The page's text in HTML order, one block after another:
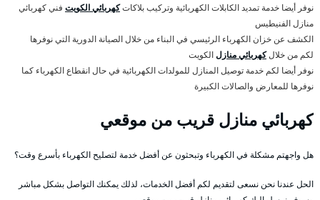
نوفر أيضا خدمة تمديد الكابلات الكهربائية وتركيب بلاكاتكهربائي الكويت فني كهربائي
منازل الفنيطيس
الكشف عن خزان الكهرباء الرئيسي في البناء من خلال الصيانة الدورية التي نوفرها
لكم من خلالكهربائي منازلالكويت
نوفر أيضا لكم خدمة توصيل المنازل للمولدات الكهربائية في حال انقطاع الكهرباء كما
نوفرها للمعارض والصالات الكبيرة
كهربائي منازل قريب من موقعي
هل واجهتم مشكلة في الكهرباء وتبحثون عن أفضل خدمة لتصليح الكهرباء بأسرع وقت؟
الحل عندنا نحن نسعى لتقديم لكم أفضل الخدمات، لذلك يمكنك التواصل بشكل مباشر